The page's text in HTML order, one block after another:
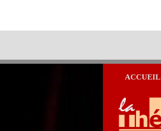
ACCUEIL